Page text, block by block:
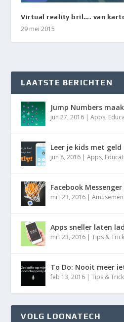
Virtual reality bril…. van
29 mei 2015
LAATSTE BERICHTEN
Jump Numbers
jun 27, 2016 |Apps,
Leer je kids met
jun 8, 2016 |Apps,
Facebook
mrt 23, 2016 |
Apps sneller laten
mrt 23, 2016 |Tips &
To Do: Nooit meer
feb 13, 2016 |Tips &
VOLG LOONATECH